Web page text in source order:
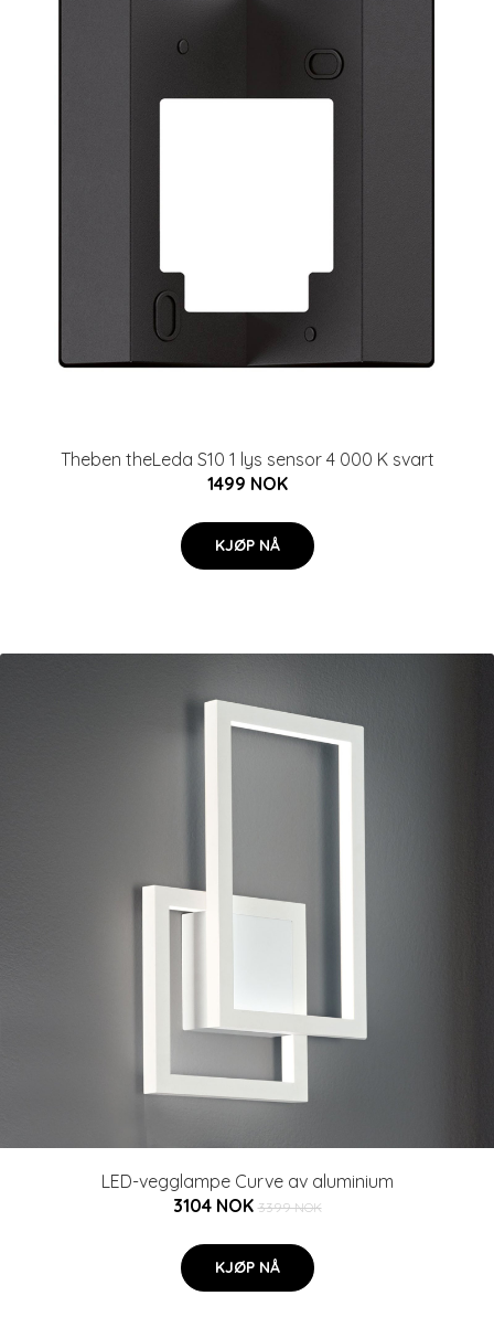
Theben theLeda S10 1 lys sensor 4 000 K svart
1499 NOK
KJØP NÅ
LED-vegglampe Curve av aluminium
3104 NOK 3399 NOK
KJØP NÅ